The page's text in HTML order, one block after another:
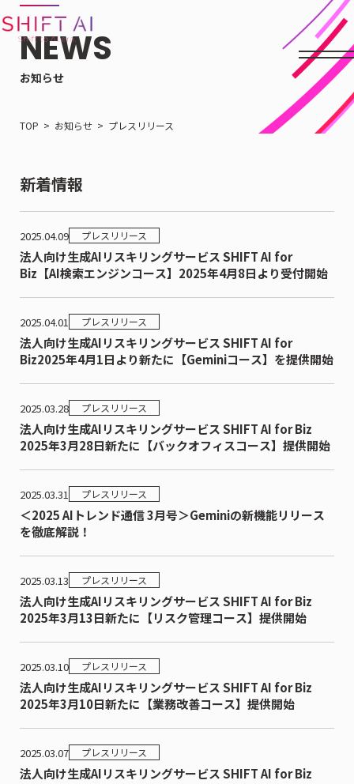
NEWS
お知らせ
TOP お知らせ プレスリリース
新着情報
2025.04.09 プレスリリース
法人向け生成AIリスキリングサービス SHIFT AI for
Biz【AI検索エンジンコース】2025年4月8日より受付開始
2025.04.01 プレスリリース
法人向け生成AIリスキリングサービス SHIFT AI for
Biz2025年4月1日より新たに【Geminiコース】を提供開始
2025.03.28 プレスリリース
法人向け生成AIリスキリングサービス SHIFT AI for Biz
2025年3月28日新たに【バックオフィスコース】提供開始
2025.03.31 プレスリリース
＜2025 AIトレンド通信 3月号＞Geminiの新機能リリース
を徹底解説！
2025.03.13 プレスリリース
法人向け生成AIリスキリングサービス SHIFT AI for Biz
2025年3月13日新たに【リスク管理コース】提供開始
2025.03.10 プレスリリース
法人向け生成AIリスキリングサービス SHIFT AI for Biz
2025年3月10日新たに【業務改善コース】提供開始
2025.03.07 プレスリリース
法人向け生成AIリスキリングサービス SHIFT AI for Biz